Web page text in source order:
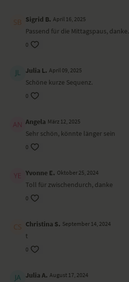
Sigrid B. April 16, 2025
Passend für die Mittagspaus, danke.
0
Julia L. April 09, 2025
Schöne kurze Sequenz.
0
Angela März 12, 2025
Sehr schön, könnte länger sein
0
Yvonne E. Oktober 25, 2024
Toll für zwischendurch, danke
0
Christina S. September 14, 2024
t
0
Julia A. August 17, 2024